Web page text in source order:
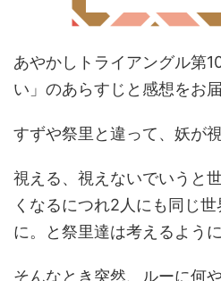
あやかしトライアングル第
い」のあらすじと感想をお
すずや祭里と違って、妖が
視える、視えないでいうと
くなるにつれ2人にも同じ
に。と祭里達は考えるよう
そんなとき突然、ルーに何